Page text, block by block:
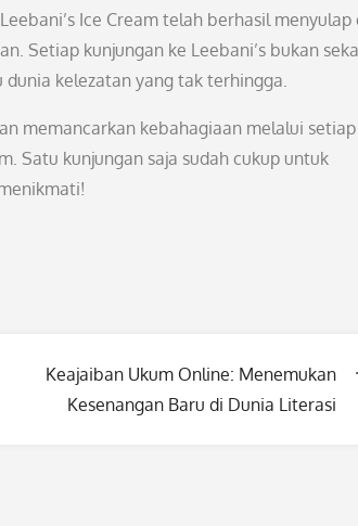
Ice Cream telah berhasil menyulap
Setiap kunjungan ke Leebani’s bukan
kelezatan yang tak terhingga.
memancarkan kebahagiaan melalui setiap
Satu kunjungan saja sudah cukup untuk
Keajaiban Ukum Online: Menemukan
Kesenangan Baru di Dunia Literasi